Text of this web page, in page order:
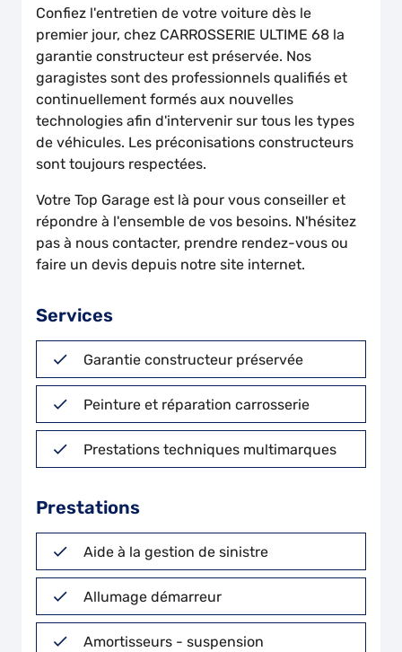
Confiez l'entretien de votre voiture dès le
premier jour, chez CARROSSERIE ULTIME 68 la
garantie constructeur est préservée. Nos
garagistes sont des professionnels qualifiés et
continuellement formés aux nouvelles
technologies afin d'intervenir sur tous les types
de véhicules. Les préconisations constructeurs
sont toujours respectées.
Votre Top Garage est là pour vous conseiller et
répondre à l'ensemble de vos besoins. N'hésitez
pas à nous contacter, prendre rendez-vous ou
faire un devis depuis notre site internet.
Services
Garantie constructeur préservée
Peinture et réparation carrosserie
Prestations techniques multimarques
Prestations
Aide à la gestion de sinistre
Allumage démarreur
Amortisseurs - suspension